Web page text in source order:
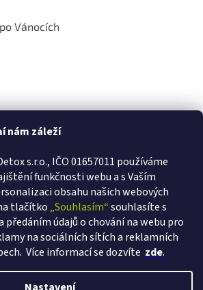
nám záleží
s.r.o., IČO 01657011 používáme
funkčnosti webu a s Vaším
obsahu našich webových
tlačítko „Souhlasím“souhlasíte s
předáním údajů o chování na webu pro
na sociálních sítích a reklamních
Více informací se dozvíte zde.
Vánocích